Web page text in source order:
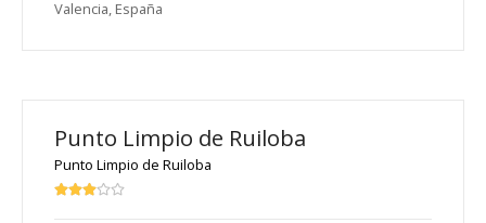
Valencia, España
Punto Limpio de Ruiloba
Punto Limpio de Ruiloba